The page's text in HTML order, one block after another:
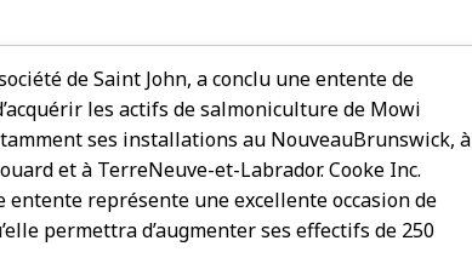
de Saint John, a conclu une entente de
les actifs de salmoniculture de Mowi
ses installations au Nouveau­Brunswick, à
et à Terre­Neuve-et-Labrador. Cooke Inc.
entente représente une excellente occasion de
permettra d’augmenter ses effectifs de 250